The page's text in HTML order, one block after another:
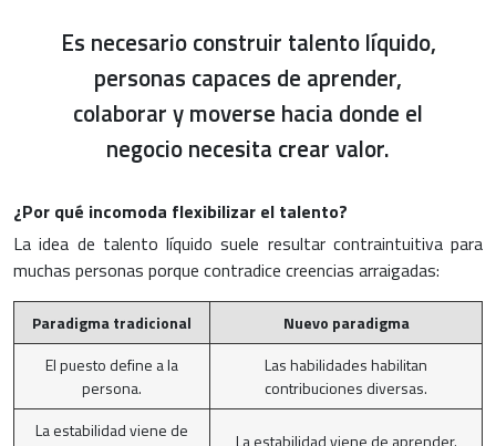
Es necesario construir talento líquido,
personas capaces de aprender,
colaborar y moverse hacia donde el
negocio necesita crear valor.
¿Por qué incomoda flexibilizar el talento?
La idea de talento líquido suele resultar contraintuitiva para
muchas personas porque contradice creencias arraigadas:
Paradigma tradicional
Nuevo paradigma
El puesto define a la
persona.
Las habilidades habilitan
contribuciones diversas.
La estabilidad viene de
La estabilidad viene de aprender.